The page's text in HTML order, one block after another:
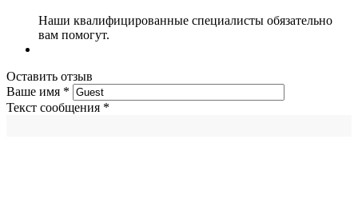
Наши квалифицированные специалисты обязательно
вам помогут.
Оставить отзыв
Ваше имя *
Текст сообщения *